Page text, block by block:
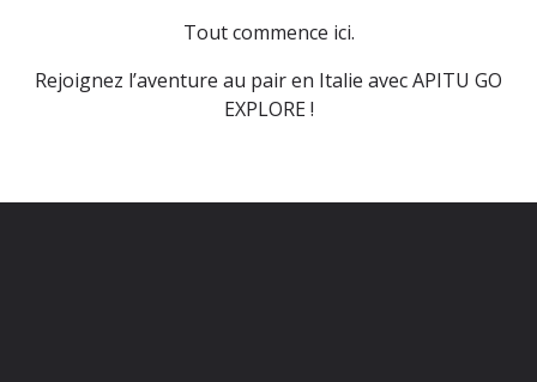
Tout commence ici.
Rejoignez l’aventure au pair en Italie avec APITU GO
EXPLORE !